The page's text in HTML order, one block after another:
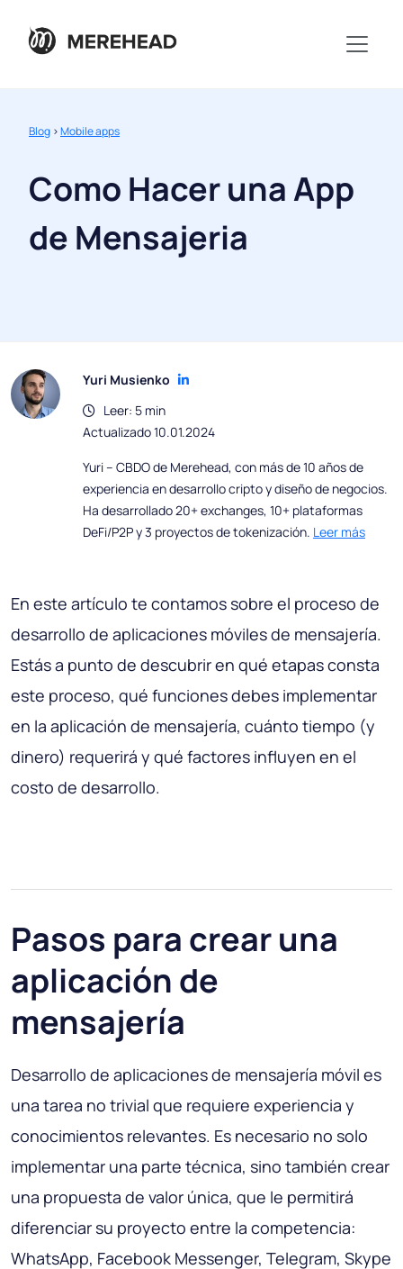
Blog >Mobile apps
Como Hacer una App
de Mensajeria
Yuri Musienko
Leer: 5 min
Actualizado 10.01.2024
Yuri – CBDO de Merehead, con más de 10 años de
experiencia en desarrollo cripto y diseño de negocios.
Ha desarrollado 20+ exchanges, 10+ plataformas
DeFi/P2P y 3 proyectos de tokenización. Leer más
En este artículo te contamos sobre el proceso de
desarrollo de aplicaciones móviles de mensajería.
Estás a punto de descubrir en qué etapas consta
este proceso, qué funciones debes implementar
en la aplicación de mensajería, cuánto tiempo (y
dinero) requerirá y qué factores influyen en el
costo de desarrollo.
Pasos para crear una
aplicación de
mensajería
Desarrollo de aplicaciones de mensajería móvil es
una tarea no trivial que requiere experiencia y
conocimientos relevantes. Es necesario no solo
implementar una parte técnica, sino también crear
una propuesta de valor única, que le permitirá
diferenciar su proyecto entre la competencia:
WhatsApp, Facebook Messenger, Telegram, Skype